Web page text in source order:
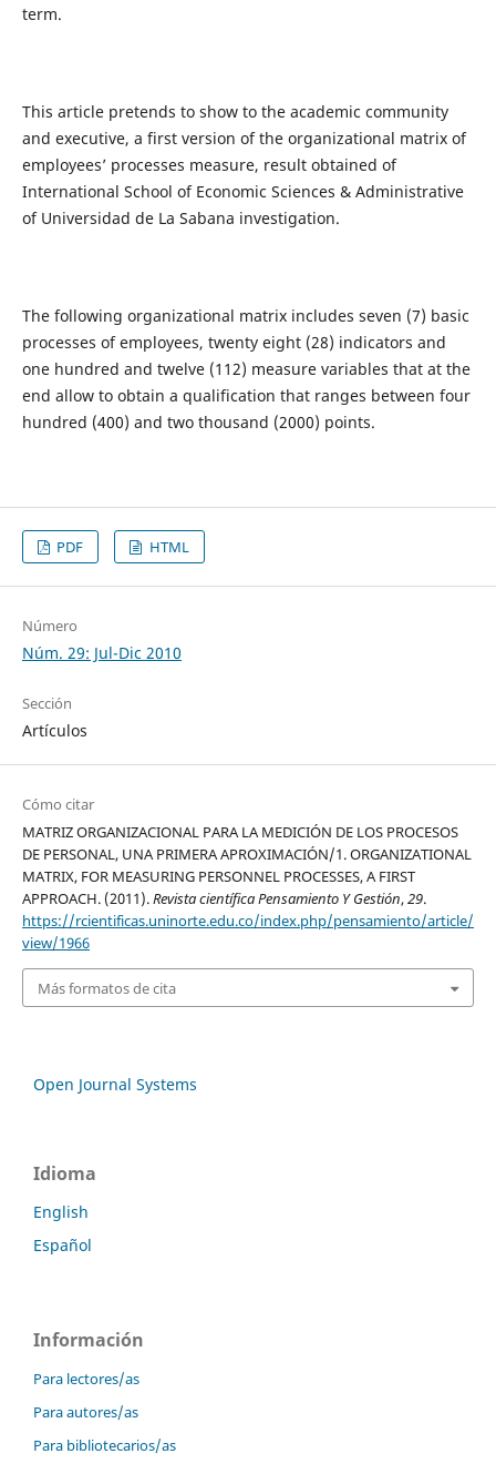
term.
This article pretends to show to the academic community
and executive, a first version of the organizational matrix of
employees’ processes measure, result obtained of
International School of Economic Sciences & Administrative
of Universidad de La Sabana investigation.
The following organizational matrix includes seven (7) basic
processes of employees, twenty eight (28) indicators and
one hundred and twelve (112) measure variables that at the
end allow to obtain a qualification that ranges between four
hundred (400) and two thousand (2000) points.
PDF HTML
Número
Núm. 29: Jul-Dic 2010
Sección
Artículos
Cómo citar
MATRIZ ORGANIZACIONAL PARA LA MEDICIÓN DE LOS PROCESOS
DE PERSONAL, UNA PRIMERA APROXIMACIÓN/1. ORGANIZATIONAL
MATRIX, FOR MEASURING PERSONNEL PROCESSES, A FIRST
APPROACH. (2011).Revista científica Pensamiento Y Gestión,29.
https://rcientificas.uninorte.edu.co/index.php/pensamiento/article/
view/1966
Más formatos de cita
Open Journal Systems
Idioma
English
Español
Información
Para lectores/as
Para autores/as
Para bibliotecarios/as